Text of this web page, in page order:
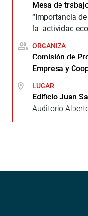
Mesa de
“Importancia
la actividad
ORGANIZA
Comisión de
Empresa y
LUGAR
Edificio Juan
Auditorio